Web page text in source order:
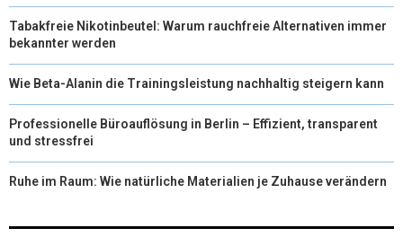
Tabakfreie Nikotinbeutel: Warum rauchfreie Alternativen immer
bekannter werden
Wie Beta-Alanin die Trainingsleistung nachhaltig steigern kann
Professionelle Büroauflösung in Berlin – Effizient, transparent
und stressfrei
Ruhe im Raum: Wie natürliche Materialien je Zuhause verändern